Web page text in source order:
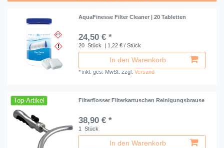
AquaFinesse Filter Cleaner | 20 Tabletten
24,50 € *
20 Stück | 1,22 € / Stück
In den Warenkorb
*inkl. ges. MwSt. zzgl.Versand
Top-Artikel Filterflosser Filterkartuschen Reinigungsbrause
38,90 € *
1 Stück
In den Warenkorb